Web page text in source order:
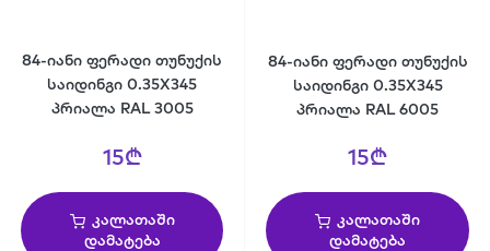
84-იანი ფერადი თუნუქის
საიდინგი 0.35X345
პრიალა RAL 3005
15₾
კალათაში
დამატება
84-იანი ფერადი თუნუქის
საიდინგი 0.35X345
პრიალა RAL 6005
15₾
კალათაში
დამატება